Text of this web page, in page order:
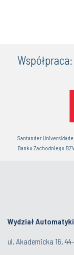
Współpraca:
Santander
Banku Zachodniego
Wydział
ul. Akademicka 16,